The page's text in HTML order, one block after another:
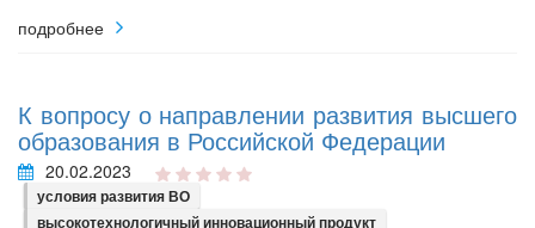
подробнее
К вопросу о направлении развития высшего
образования в Российской Федерации
20.02.2023
условия развития ВО
высокотехнологичный инновационный продукт